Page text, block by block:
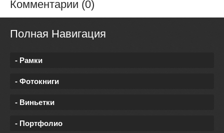
Комментарии (0)
Полная Навигация
- Рамки
- Фотокниги
- Виньетки
- Портфолио